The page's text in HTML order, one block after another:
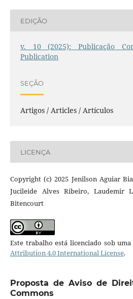
EDIÇÃO
v. 10 (2025): Publicação
Publication
SEÇÃO
Artigos / Articles / Artículos
LICENÇA
Copyright (c) 2025 Jenilson Aguiar
Jucileide Alves Ribeiro, Laudemir
Bitencourt
Este trabalho está licenciado sob
Attribution 4.0 International License.
Proposta de Aviso de
Commons